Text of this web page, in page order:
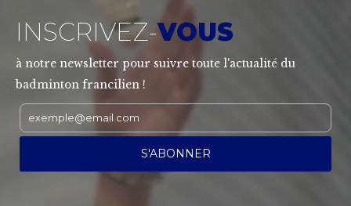
INSCRIVEZ-VOUS
à notre newsletter pour suivre toute l'actualité du
badminton francilien !